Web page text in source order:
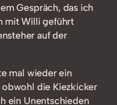
Gespräch, das ich
mit Willi geführt
auf der
mal wieder ein
die Kiezkicker
ein Unentschieden